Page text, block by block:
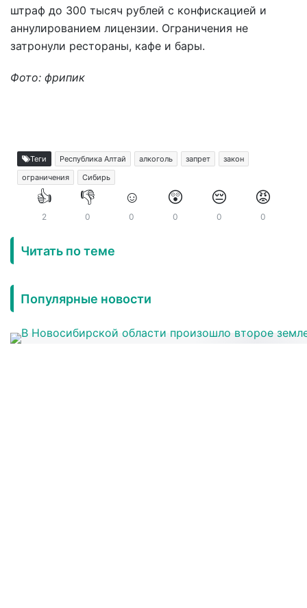
штраф до 300 тысяч рублей с конфискацией и
аннулированием лицензии. Ограничения не
затронули рестораны, кафе и бары.
Фото: фрипик
Теги Республика Алтай алкоголь запрет
закон
ограничения
Сибирь
👍
2
👎
0
☺️
0
😲
0
😔
0
😡
0
Читать по теме
Популярные новости